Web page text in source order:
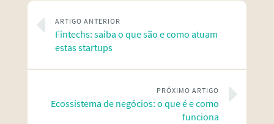
ARTIGO ANTERIOR
Fintechs: saiba o que são e como atuam
estas startups
PRÓXIMO ARTIGO
Ecossistema de negócios: o que é e como
funciona